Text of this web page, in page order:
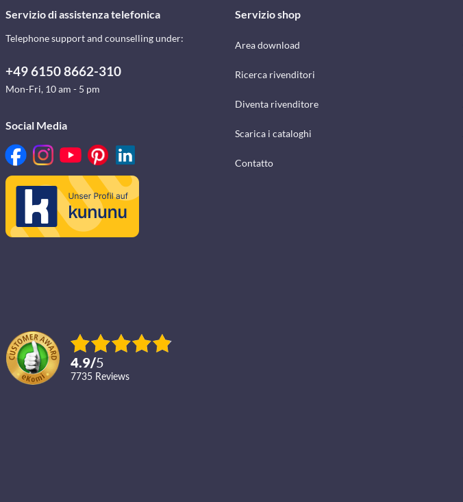
Servizio di assistenza telefonica
Telephone support and counselling under:
+49 6150 8662-310
Mon-Fri, 10 am - 5 pm
Social Media
4.9/5
7735 reviews
Servizio shop
Area download
Ricerca rivenditori
Diventa rivenditore
Scarica i cataloghi
Contatto